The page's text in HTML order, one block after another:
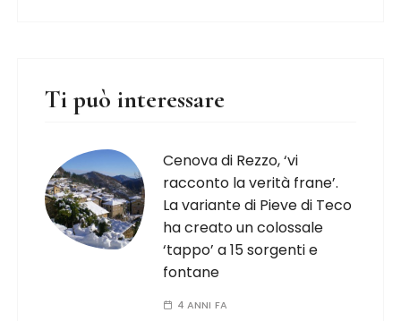
Ti può interessare
Cenova di Rezzo, ‘vi
racconto la verità frane’.
La variante di Pieve di Teco
ha creato un colossale
‘tappo’ a 15 sorgenti e
fontane
4 ANNI FA